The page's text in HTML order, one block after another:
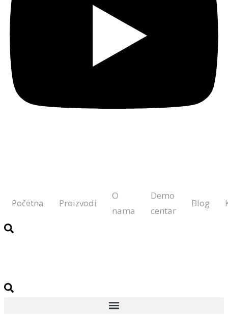
Početna Proizvodi
O
nama
Demo
centar
Blog